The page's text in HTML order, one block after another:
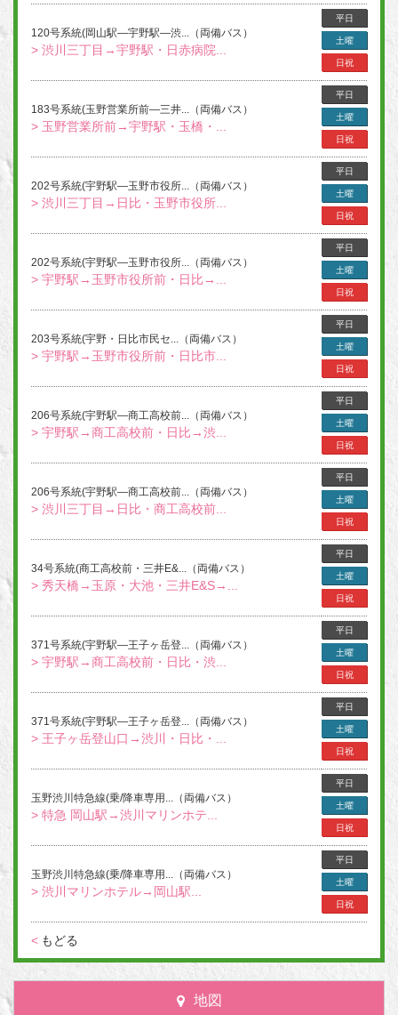
120号系統(岡山駅―宇野駅―渋...（両備バス）
> 渋川三丁目→宇野駅・日赤病院...
平日
土曜
日祝
183号系統(玉野営業所前―三井...（両備バス）
> 玉野営業所前→宇野駅・玉橋・...
平日
土曜
日祝
202号系統(宇野駅―玉野市役所...（両備バス）
> 渋川三丁目→日比・玉野市役所...
平日
土曜
日祝
202号系統(宇野駅―玉野市役所...（両備バス）
> 宇野駅→玉野市役所前・日比→...
平日
土曜
日祝
203号系統(宇野・日比市民セ...（両備バス）
> 宇野駅→玉野市役所前・日比市...
平日
土曜
日祝
206号系統(宇野駅―商工高校前...（両備バス）
> 宇野駅→商工高校前・日比→渋...
平日
土曜
日祝
206号系統(宇野駅―商工高校前...（両備バス）
> 渋川三丁目→日比・商工高校前...
平日
土曜
日祝
34号系統(商工高校前・三井E&...（両備バス）
> 秀天橋→玉原・大池・三井E&S→...
平日
土曜
日祝
371号系統(宇野駅―王子ヶ岳登...（両備バス）
> 宇野駅→商工高校前・日比・渋...
平日
土曜
日祝
371号系統(宇野駅―王子ヶ岳登...（両備バス）
> 王子ヶ岳登山口→渋川・日比・...
平日
土曜
日祝
玉野渋川特急線(乗/降車専用...（両備バス）
> 特急 岡山駅→渋川マリンホテ...
平日
土曜
日祝
玉野渋川特急線(乗/降車専用...（両備バス）
> 渋川マリンホテル→岡山駅...
平日
土曜
日祝
< もどる
地図